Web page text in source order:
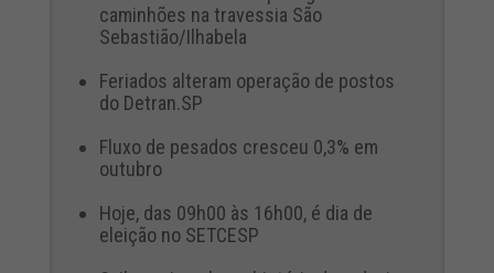
caminhões na travessia São
Sebastião/Ilhabela
Feriados alteram operação de postos
do Detran.SP
Fluxo de pesados cresceu 0,3% em
outubro
Hoje, das 09h00 às 16h00, é dia de
eleição no SETCESP